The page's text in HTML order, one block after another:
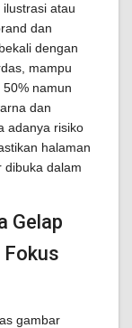
atau
dan
dengan
mampu
namun
dan
adanya risiko
halaman
dibuka dalam
Gelap
Fokus
gambar